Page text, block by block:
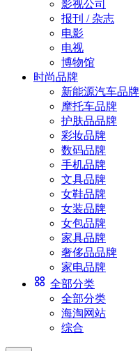
影视公司
报刊 / 杂志
电影
电视
博物馆
时尚品牌
新能源汽车品牌
摩托车品牌
护肤品品牌
彩妆品牌
数码品牌
手机品牌
文具品牌
女鞋品牌
女装品牌
女包品牌
家具品牌
奢侈品品牌
家电品牌
全部分类
全部分类
海淘网站
综合